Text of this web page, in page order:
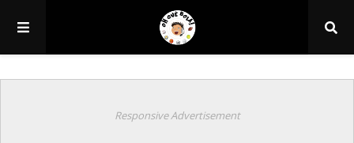
Responsive Advertisement